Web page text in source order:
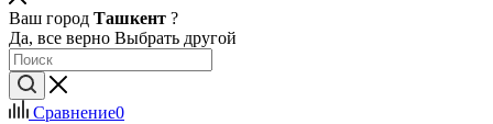
Ваш город Ташкент ?
Да, все верно Выбрать другой
Сравнение0